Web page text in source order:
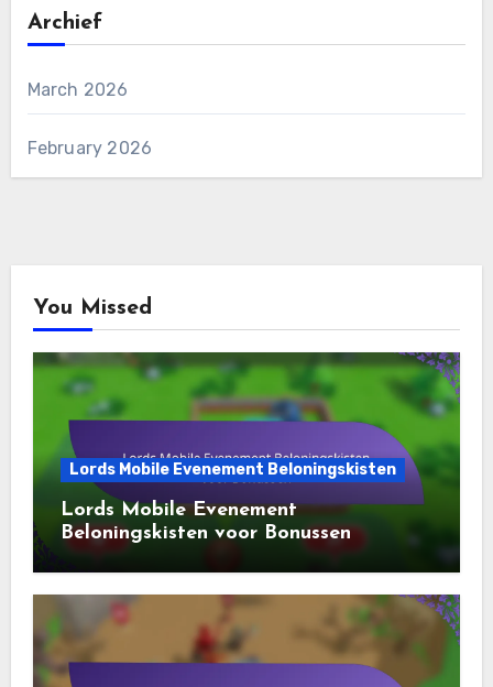
Archief
March 2026
February 2026
You Missed
Lords Mobile Evenement Beloningskisten
Lords Mobile Evenement
Beloningskisten voor Bonussen